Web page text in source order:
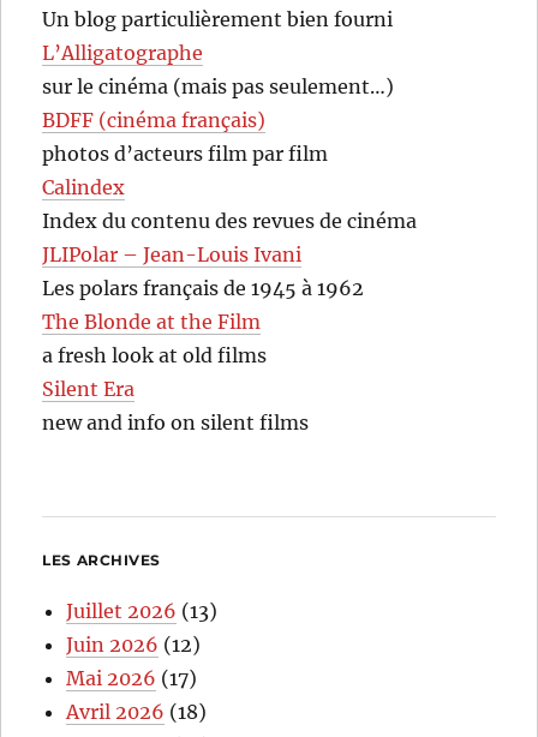
Un blog particulièrement bien fourni
L’Alligatographe
sur le cinéma (mais pas seulement…)
BDFF (cinéma français)
photos d’acteurs film par film
Calindex
Index du contenu des revues de cinéma
JLIPolar – Jean-Louis Ivani
Les polars français de 1945 à 1962
The Blonde at the Film
a fresh look at old films
Silent Era
new and info on silent films
LES ARCHIVES
Juillet 2026 (13)
Juin 2026 (12)
Mai 2026 (17)
Avril 2026 (18)